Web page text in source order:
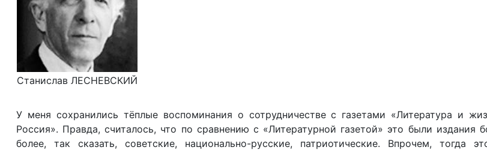
Станислав ЛЕСНЕВСКИЙ
У меня сохранились тёплые воспоминания о сотрудничестве с газетами «Литература и
Россия». Правда, считалось, что по сравнению с «Литературной газетой» это были издания
более, так сказать, советские, национально-русские, патриотические. Впрочем, тогда